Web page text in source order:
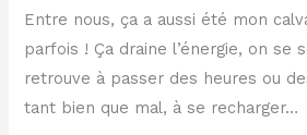
Entre nous, ça a aussi été mon
parfois ! Ça draine l’énergie, on se
retrouve à passer des heures ou
tant bien que mal, à se recharger…